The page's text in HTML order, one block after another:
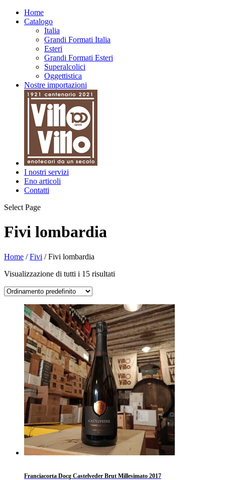
Home
Catalogo
Italia
Grandi Formati Italia
Esteri
Grandi Formati Esteri
Superalcolici
Oggettistica
Nostre importazioni
I nostri servizi
Eno articoli
Contatti
Select Page
Fivi lombardia
Home /Fivi / Fivi lombardia
Visualizzazione di tutti i 15 risultati
Franciacorta Docg Castelveder Brut Millesimato 2017